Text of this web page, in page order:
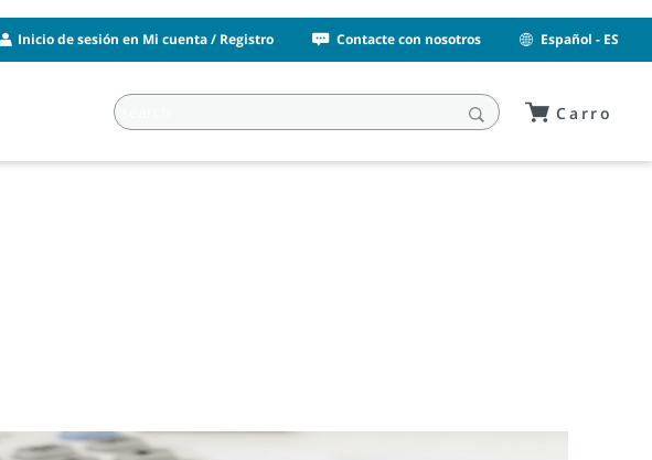
Inicio de sesión en Mi cuenta / Registro Contacte con nosotros Español - ES
Carro